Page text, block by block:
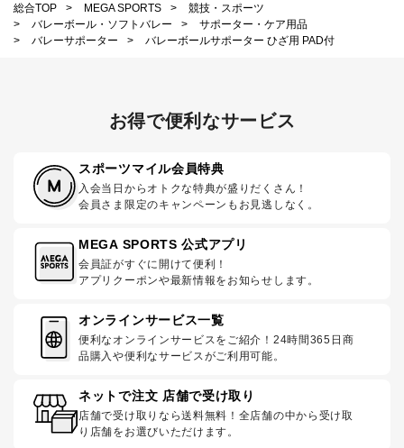
総合TOP > MEGA SPORTS >
競技・スポーツ
>
バレーボール・ソフトバレー >
サポーター・ケア用品
>
バレーサポーター > バレーボールサポーター ひざ用 PAD付
お得で便利なサービス
スポーツマイル会員特典
入会当日からオトクな特典が盛りだくさん！
会員さま限定のキャンペーンもお見逃しなく。
MEGA SPORTS 公式アプリ
会員証がすぐに開けて便利！
アプリクーポンや最新情報をお知らせします。
オンラインサービス一覧
便利なオンラインサービスをご紹介！24時間365日商
品購入や便利なサービスがご利用可能。
ネットで注文 店舗で受け取り
店舗で受け取りなら送料無料！全店舗の中から受け取
り店舗をお選びいただけます。